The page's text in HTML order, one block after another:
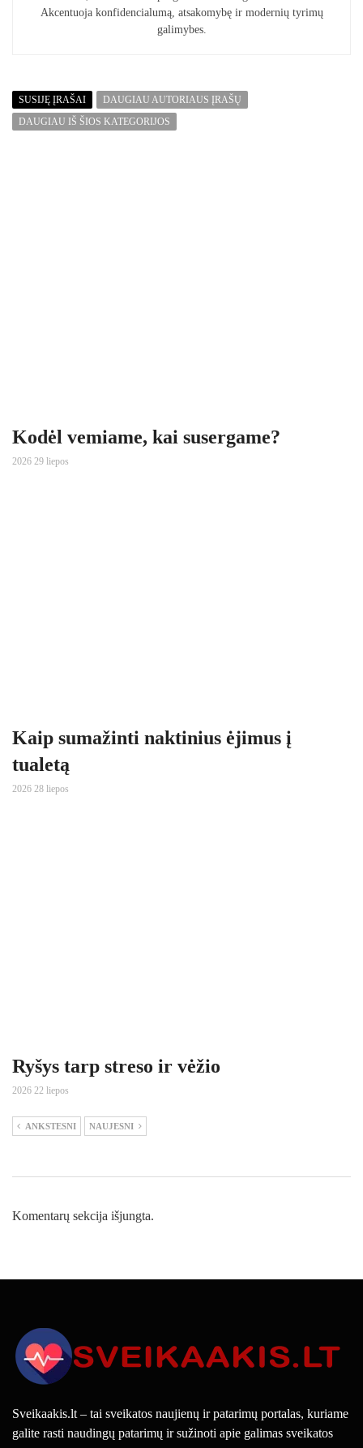
Akcentuoja konfidencialumą, atsakomybę ir modernių tyrimų
galimybes.
SUSIJĘ ĮRAŠAI
DAUGIAU AUTORIAUS ĮRAŠŲ
DAUGIAU IŠ ŠIOS KATEGORIJOS
Kodėl vemiame, kai susergame?
2026 29 liepos
Kaip sumažinti naktinius ėjimus į
tualetą
2026 28 liepos
Ryšys tarp streso ir vėžio
2026 22 liepos
ANKSTESNI NAUJESNI
Komentarų sekcija išjungta.
Sveikaakis.lt – tai sveikatos naujienų ir patarimų portalas, kuriame
galite rasti naudingų patarimų ir sužinoti apie galimas sveikatos